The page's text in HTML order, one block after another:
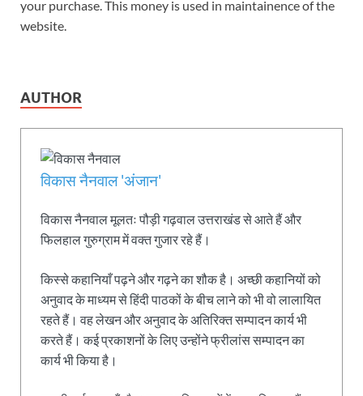
your purchase. This money is used in maintainence of the
website.
AUTHOR
विकास नैनवाल 'अंजान'
विकास नैनवाल मूलतः पौड़ी गढ़वाल उत्तराखंड से आते हैं और
फिलहाल गुरुग्राम में वक्त गुजार रहे हैं।
किस्से कहानियाँ पढ़ने और गढ़ने का शौक है। अच्छी कहानियों को
अनुवाद के माध्यम से हिंदी पाठकों के बीच लाने को भी वो लालायित
रहते हैं। वह लेखन और अनुवाद के अतिरिक्त सम्पादन कार्य भी
करते हैं। कई प्रकाशनों के लिए उन्होंने फ्रीलांस सम्पादन का
कार्य भी किया है।